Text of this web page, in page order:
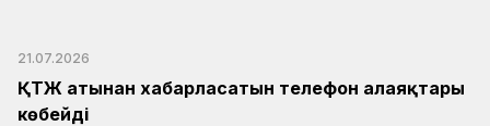
21.07.2026
ҚТЖ атынан хабарласатын телефон алаяқтары
көбейді